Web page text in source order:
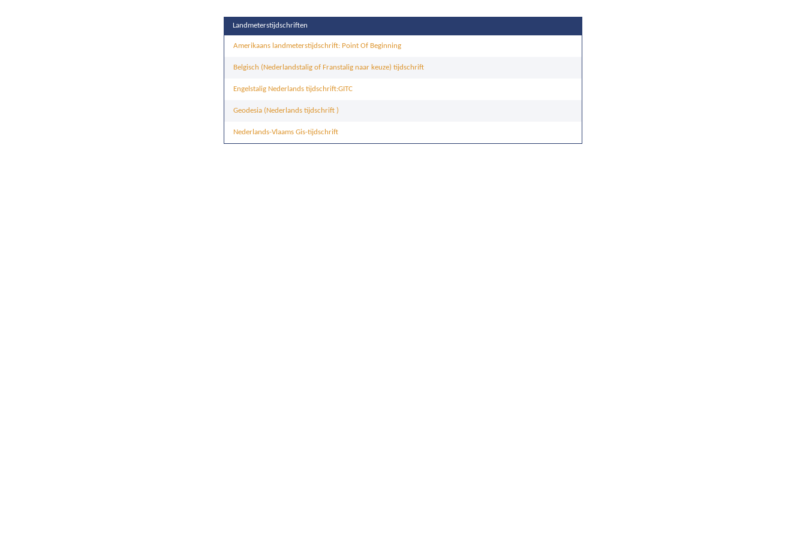
Landmeterstijdschriften
Amerikaans landmeterstijdschrift: Point Of Beginning
Belgisch (Nederlandstalig of Franstalig naar keuze) tijdschrift
Engelstalig Nederlands tijdschrift:GITC
Geodesia (Nederlands tijdschrift )
Nederlands-Vlaams Gis-tijdschrift